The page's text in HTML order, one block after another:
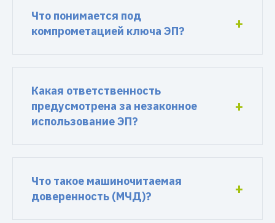
Что понимается под
компрометацией ключа ЭП?
Какая ответственность
предусмотрена за незаконное
использование ЭП?
Что такое машиночитаемая
доверенность (МЧД)?